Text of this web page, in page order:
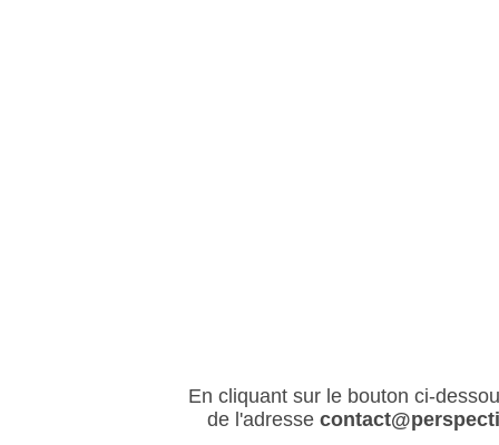
En cliquant sur le bouton ci-
de l'adresse